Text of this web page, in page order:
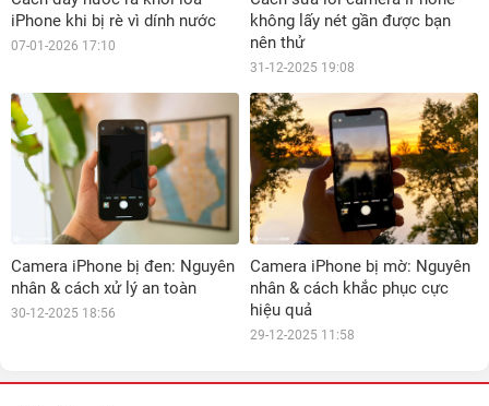
iPhone khi bị rè vì dính nước
07-01-2026 17:10
không lấy nét gần được bạn
nên thử
31-12-2025 19:08
Camera iPhone bị đen: Nguyên
nhân & cách xử lý an toàn
30-12-2025 18:56
Camera iPhone bị mờ: Nguyên
nhân & cách khắc phục cực
hiệu quả
29-12-2025 11:58